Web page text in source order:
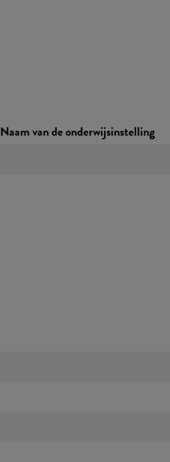
Naam van de onderwijsinstelling